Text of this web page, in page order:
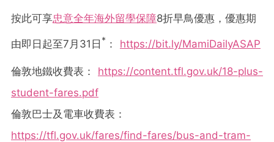
按此可享忠意全年海外留學保障8折早鳥優惠，優惠期
由即日起至7月31日 * ： https://bit.ly/MamiDailyASAP
倫敦地鐵收費表： https://content.tfl.gov.uk/18-plus-
student-fares.pdf
倫敦巴士及電車收費表：
https://tfl.gov.uk/fares/find-fares/bus-and-tram-